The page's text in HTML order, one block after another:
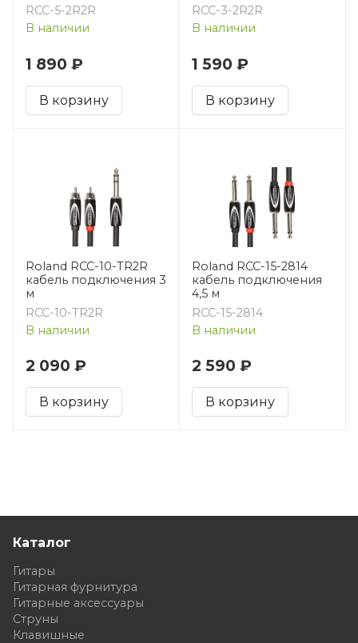
RCC-5-2R2R
В наличии
1 890 ₽
В корзину
RCC-3-2R2R
В наличии
1 590 ₽
В корзину
Roland RCC-10-TR2R
кабель подключения 3
м
RCC-10-TR2R
В наличии
2 090 ₽
В корзину
Roland RCC-15-2814
кабель подключения
4,5 м
RCC-15-2814
В наличии
2 590 ₽
В корзину
Каталог
Гитары
Гитарная фурнитура
Гитарные аксессуары
Струны
Клавишные